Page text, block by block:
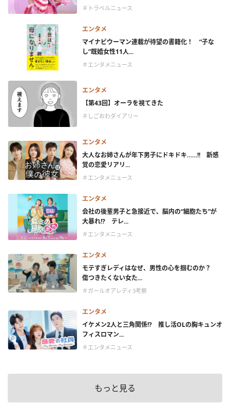
＃トラベルニュース
エンタメ
マイナビウーマン連載が待望の書籍化！ “子な
し”既婚女性11人...
＃エンタメニュース
エンタメ
【第43回】オーラを視てきた
＃しごおわダイアリー
エンタメ
大人なお姉さんが年下男子にドキドキ……!! 新感
覚の恋愛リアリ...
＃エンタメニュース
エンタメ
会社の後輩男子と急接近で、脳内の“細胞たち”が
大暴れ!? テレ...
＃エンタメニュース
エンタメ
モテすぎレディはなぜ、男性の心を掴むのか？
傷つきたくない女た...
＃ガールオアレディ3考察
エンタメ
イケメン2人と三角関係!? 推し活OLの胸キュンオ
フィスロマン...
＃エンタメニュース
もっと見る